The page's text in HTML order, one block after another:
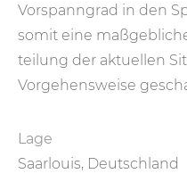
Vor­spann­grad in den
somit eine
teilung der aktuellen
Vorgehens­weise
Lage
Saarlouis, Deutschland